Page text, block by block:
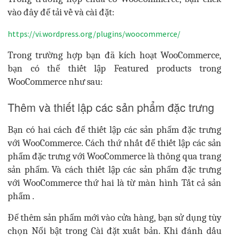
vào đây để tải về và cài đặt:
https://vi.wordpress.org/plugins/woocommerce/
Trong trường hợp bạn đã kích hoạt WooCommerce,
bạn có thể thiết lập Featured products trong
WooCommerce như sau:
Thêm và thiết lập các sản phẩm đặc trưng
Bạn có hai cách để thiết lập các sản phẩm đặc trưng
với WooCommerce. Cách thứ nhất để thiết lập các sản
phẩm đặc trưng với WooCommerce là thông qua trang
sản phẩm. Và cách thiết lập các sản phẩm đặc trưng
với WooCommerce thứ hai là từ màn hình Tất cả sản
phẩm .
Để thêm sản phẩm mới vào cửa hàng, bạn sử dụng tùy
chọn Nổi bật trong Cài đặt xuất bản. Khi đánh dấu